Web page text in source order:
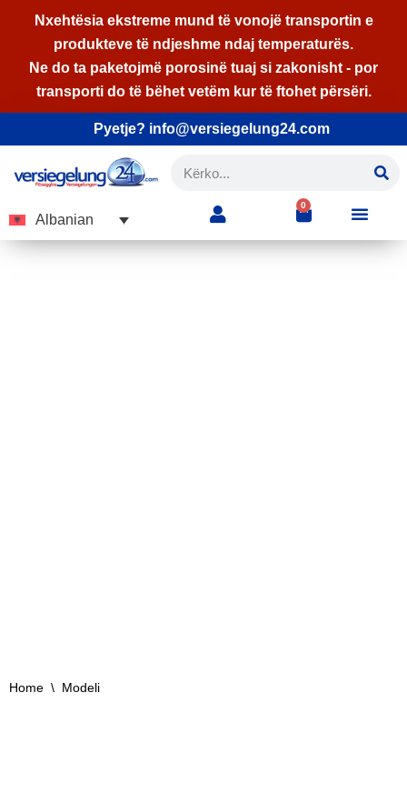
content
Nxehtësia ekstreme mund të vonojë transportin e
produkteve të ndjeshme ndaj temperaturës.
Ne do ta paketojmë porosinë tuaj si zakonisht - por
transporti do të bëhet vetëm kur të ftohet përsëri.
Pyetje? info@versiegelung24.com
Albanian
0
Home \ Modeli